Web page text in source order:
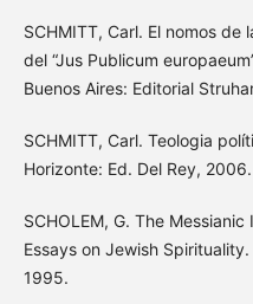
SCHMITT, Carl. El nomos
del “Jus Publicum
Buenos Aires: Editorial
SCHMITT, Carl. Teologia
Horizonte: Ed. Del Rey, 2006.
SCHOLEM, G. The
Essays on Jewish
1995.